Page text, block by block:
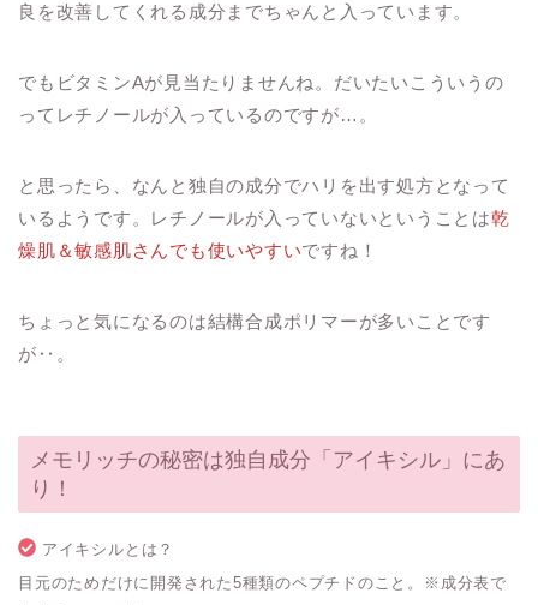
良を改善してくれる成分までちゃんと入っています。
でもビタミンAが見当たりませんね。だいたいこういうの
ってレチノールが入っているのですが…。
と思ったら、なんと独自の成分でハリを出す処方となって
いるようです。レチノールが入っていないということは乾
燥肌＆敏感肌さんでも使いやすいですね！
ちょっと気になるのは結構合成ポリマーが多いことです
が‥。
メモリッチの秘密は独自成分「アイキシル」にあ
り！
アイキシルとは？
目元のためだけに開発された5種類のペプチドのこと。※成分表で